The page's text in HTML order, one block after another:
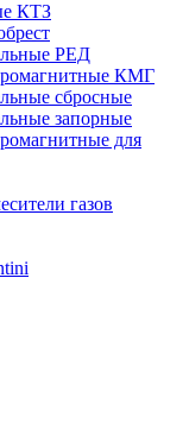
КТЗ
РЕД
КМГ
сбросные
запорные
для
газов